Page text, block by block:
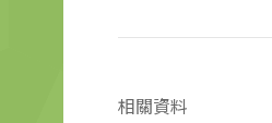
相關資料